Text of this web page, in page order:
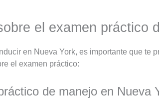
el examen práctico
en Nueva York, es importante que te
el examen práctico:
de manejo en Nueva